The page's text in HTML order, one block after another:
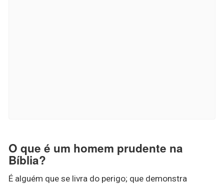
O que é um homem prudente na
Bíblia?
É alguém que se livra do perigo; que demonstra